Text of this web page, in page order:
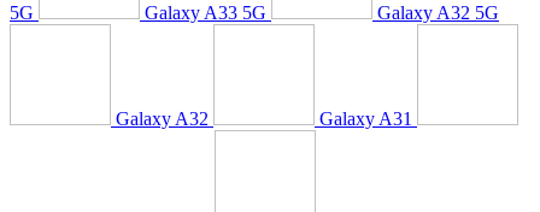
5G Galaxy A33 5G Galaxy A32 5G
Galaxy A32 Galaxy A31